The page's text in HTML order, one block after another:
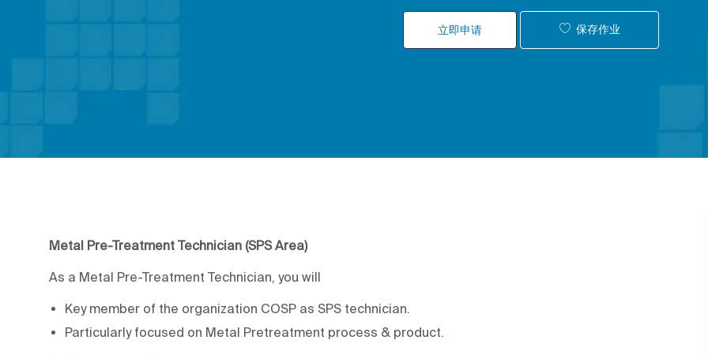
立即申请 保存作业
Metal Pre-Treatment Technician (SPS Area)
As a Metal Pre-Treatment Technician, you will
Key member of the organization COSP as SPS technician.
Particularly focused on Metal Pretreatment process & product.